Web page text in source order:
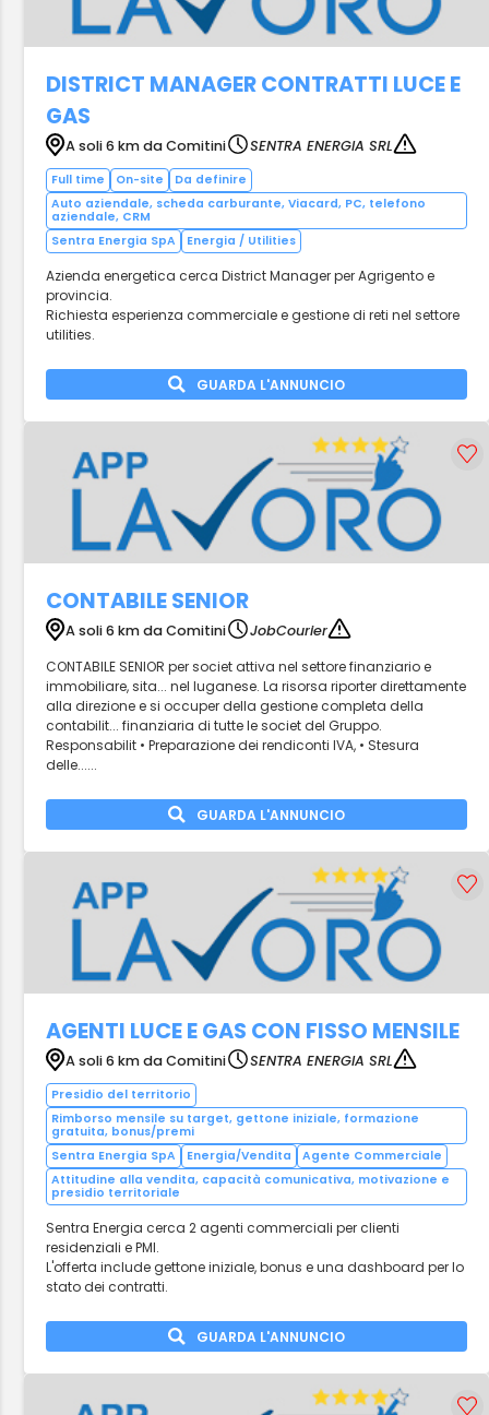
DISTRICT MANAGER CONTRATTI LUCE E
GAS
A soli 6 km da Comitini SENTRA ENERGIA SRL
Full time On-site
Da definire
Auto aziendale, scheda carburante, Viacard, PC, telefono
aziendale, CRM
Sentra Energia SpA
Energia / Utilities
Azienda energetica cerca District Manager per Agrigento e
provincia.
Richiesta esperienza commerciale e gestione di reti nel settore
utilities.
GUARDA L'ANNUNCIO
CONTABILE SENIOR
A soli 6 km da Comitini
JobCourier
CONTABILE SENIOR per societ attiva nel settore finanziario e
immobiliare, sita... nel luganese. La risorsa riporter direttamente
alla direzione e si occuper della gestione completa della
contabilit... finanziaria di tutte le societ del Gruppo.
Responsabilit • Preparazione dei rendiconti IVA, • Stesura
delle......
GUARDA L'ANNUNCIO
AGENTI LUCE E GAS CON FISSO MENSILE
A soli 6 km da Comitini SENTRA ENERGIA SRL
Presidio del territorio
Rimborso mensile su target, gettone iniziale, formazione
gratuita, bonus/premi
Sentra Energia SpA
Energia/Vendita
Agente Commerciale
Attitudine alla vendita, capacità comunicativa, motivazione e
presidio territoriale
Sentra Energia cerca 2 agenti commerciali per clienti
residenziali e PMI.
L'offerta include gettone iniziale, bonus e una dashboard per lo
stato dei contratti.
GUARDA L'ANNUNCIO